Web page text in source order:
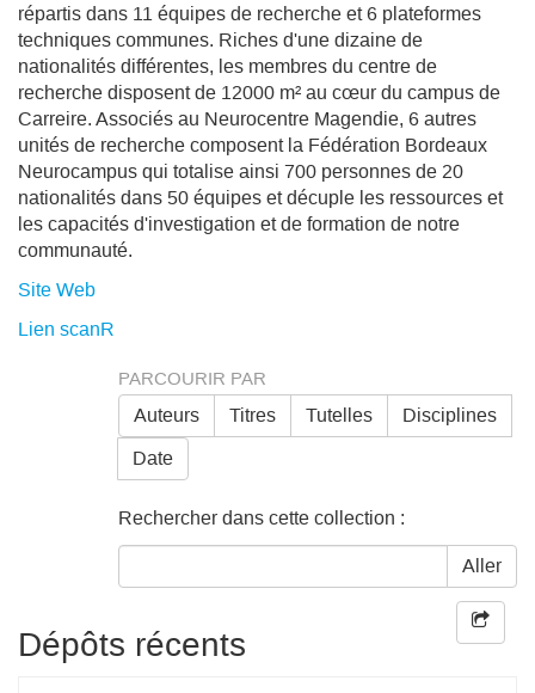
répartis dans 11 équipes de recherche et 6 plateformes
techniques communes. Riches d'une dizaine de
nationalités différentes, les membres du centre de
recherche disposent de 12000 m² au cœur du campus de
Carreire. Associés au Neurocentre Magendie, 6 autres
unités de recherche composent la Fédération Bordeaux
Neurocampus qui totalise ainsi 700 personnes de 20
nationalités dans 50 équipes et décuple les ressources et
les capacités d'investigation et de formation de notre
communauté.
Site Web
Lien scanR
PARCOURIR PAR
Auteurs
Titres Tutelles Disciplines
Date
Rechercher dans cette collection :
Aller
Dépôts récents